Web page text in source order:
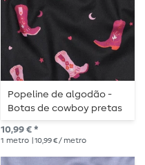
Popeline de algodão -
Botas de cowboy pretas
10,99 € *
1 metro | 10,99 € / metro